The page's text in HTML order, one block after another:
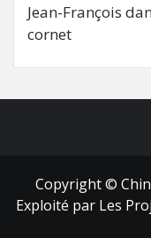
Jean-François
cornet
Copyright ©
Exploité par Les